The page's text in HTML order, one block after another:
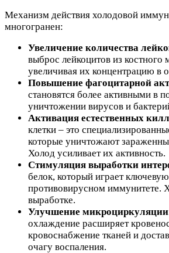
Механизм действия холодовой
многогранен:
Увеличение количества
выброс лейкоцитов из костного
увеличивая их концентрацию в
Повышение фагоцитарной
становятся более активными в
уничтожении вирусов и
Активация естественных
клетки – это
которые уничтожают
Холод усиливает их активность.
Стимуляция выработки
белок, который играет
противовирусном иммунитете.
выработке.
Улучшение микроциркуляции
охлаждение расширяет
кровоснабжение тканей и
очагу воспаления.